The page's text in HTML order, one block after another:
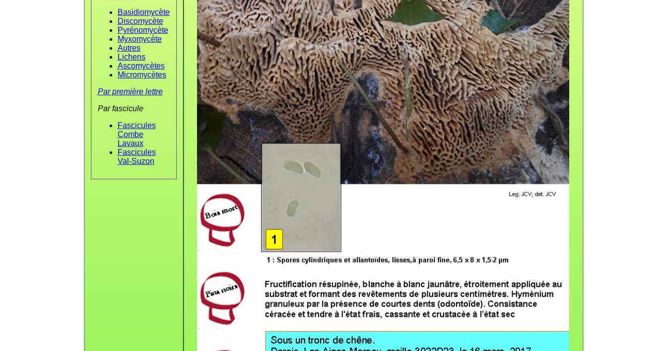
Basidiomycète
Discomycète
Pyrénomycète
Myxomycète
Autres
Lichens
Ascomycètes
Micromycètes
Par première lettre
Par fascicule
Fascicules
Combe
Lavaux
Fascicules
Val-Suzon